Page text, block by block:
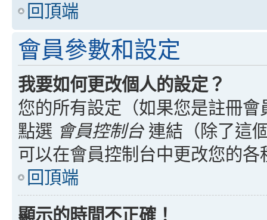
回頂端
會員參數和設定
我要如何更改個人的設定？
您的所有設定（如果您是註冊
點選 會員控制台連結（除了這
可以在會員控制台中更改您的各
回頂端
顯示的時間不正確！